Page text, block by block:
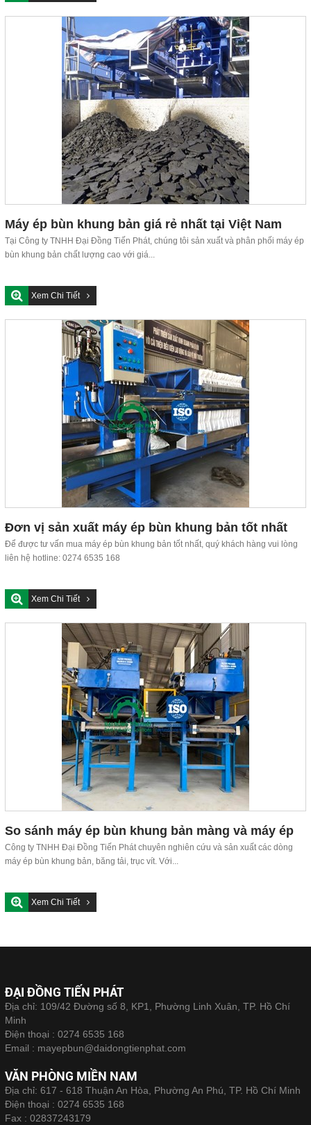
Máy ép bùn khung bản giá rẻ nhất tại Việt Nam
Tại Công ty TNHH Đại Đồng Tiến Phát, chúng tôi sản xuất và phân phối máy ép
bùn khung bản chất lượng cao với giá...
Xem Chi Tiết
Đơn vị sản xuất máy ép bùn khung bản tốt nhất
Để được tư vấn mua máy ép bùn khung bản tốt nhất, quý khách hàng vui lòng
liên hệ hotline: 0274 6535 168
Xem Chi Tiết
So sánh máy ép bùn khung bản màng và máy ép
bùn khung bản thường
Công ty TNHH Đại Đồng Tiến Phát chuyên nghiên cứu và sản xuất các dòng
máy ép bùn khung bản, băng tải, trục vít. Với...
Xem Chi Tiết
ĐẠI ĐỒNG TIẾN PHÁT
Địa chỉ: 109/42 Đường số 8, KP1, Phường Linh Xuân, TP. Hồ Chí
Minh
Điện thoại : 0274 6535 168
Email : mayepbun@daidongtienphat.com
VĂN PHÒNG MIỀN NAM
Địa chỉ: 617 - 618 Thuận An Hòa, Phường An Phú, TP. Hồ Chí Minh
Điện thoại : 0274 6535 168
Fax : 02837243179